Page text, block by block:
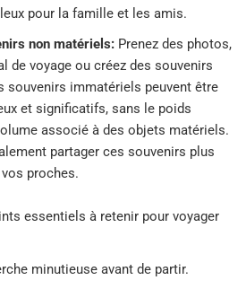
pour la famille et les amis.
non matériels: Prenez des photos,
de voyage ou créez des souvenirs
souvenirs immatériels peuvent être
et significatifs, sans le poids
associé à des objets matériels.
partager ces souvenirs plus
proches.
essentiels à retenir pour voyager
minutieuse avant de partir.